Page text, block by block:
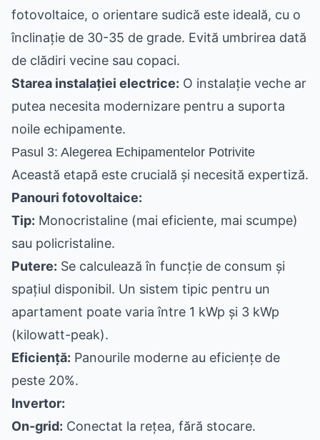
fotovoltaice, o orientare sudică este ideală, cu o
înclinație de 30-35 de grade. Evită umbrirea dată
de clădiri vecine sau copaci.
Starea instalației electrice: O instalație veche ar
putea necesita modernizare pentru a suporta
noile echipamente.
Pasul 3: Alegerea Echipamentelor Potrivite
Această etapă este crucială și necesită expertiză.
Panouri fotovoltaice:
Tip: Monocristaline (mai eficiente, mai scumpe)
sau policristaline.
Putere: Se calculează în funcție de consum și
spațiul disponibil. Un sistem tipic pentru un
apartament poate varia între 1 kWp și 3 kWp
(kilowatt-peak).
Eficiență: Panourile moderne au eficiențe de
peste 20%.
Invertor:
On-grid: Conectat la rețea, fără stocare.